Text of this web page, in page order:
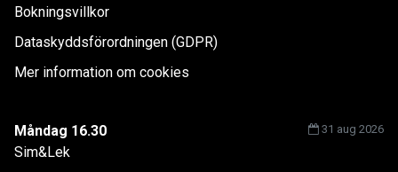
Bokningsvillkor
Dataskyddsförordningen (GDPR)
Mer information om cookies
Måndag 16.30 31 aug 2026
Sim&Lek